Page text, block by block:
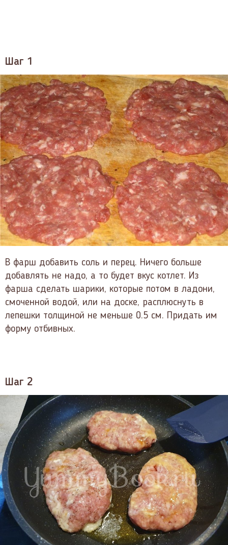
Шаг 1
В фарш добавить соль и перец. Ничего больше
добавлять не надо, а то будет вкус котлет. Из
фарша сделать шарики, которые потом в ладони,
смоченной водой, или на доске, расплюснуть в
лепешки толщиной не меньше 0.5 см. Придать им
форму отбивных.
Шаг 2